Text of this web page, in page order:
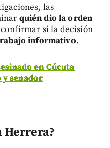
las
quién dio la orden
si la decisión
informativo.
en Cúcuta
y senador
Herrera?